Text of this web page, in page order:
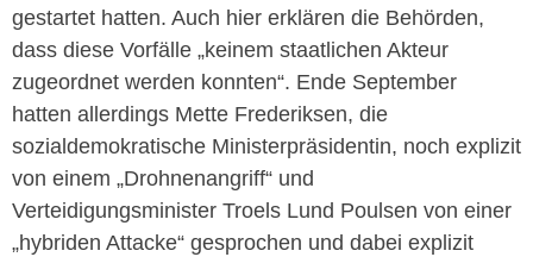
gestartet hatten. Auch hier erklären die Behörden,
dass diese Vorfälle „keinem staatlichen Akteur
zugeordnet werden konnten“. Ende September
hatten allerdings Mette Frederiksen, die
sozialdemokratische Ministerpräsidentin, noch explizit
von einem „Drohnenangriff“ und
Verteidigungsminister Troels Lund Poulsen von einer
„hybriden Attacke“ gesprochen und dabei explizit